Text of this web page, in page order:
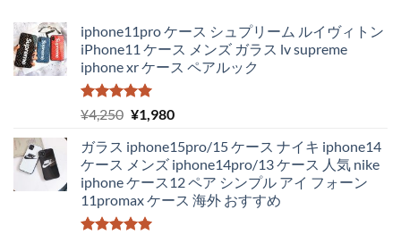
iphone11pro ケース シュプリーム ルイヴィトン
iPhone11 ケース メンズ ガラス lv supreme
iphone xr ケース ペアルック
5段階中
5.00
の評価
¥4,250 元
価
格
は
¥4,250
で
¥1,980現
の
価
格
は
ガラス iphone15pro/15 ケース ナイキ iphone14
ケース メンズ iphone14pro/13 ケース 人気 nike
iphone ケース12 ペア シンプル アイ フォーン
11promax ケース 海外 おすすめ